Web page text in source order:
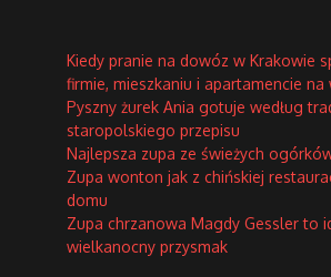
Kiedy pranie na dowóz w Krakowie
firmie, mieszkaniu i apartamencie na
Pyszny żurek Ania gotuje według
staropolskiego przepisu
Najlepsza zupa ze świeżych
Zupa wonton jak z chińskiej
domu
Zupa chrzanowa Magdy Gessler to
wielkanocny przysmak